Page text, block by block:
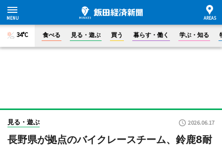
34°C 食べる 見る・遊ぶ 買う 暮らす・働く 学ぶ・知る
見る・遊ぶ 2026.06.17
長野県が拠点のバイクレースチーム、鈴鹿8耐